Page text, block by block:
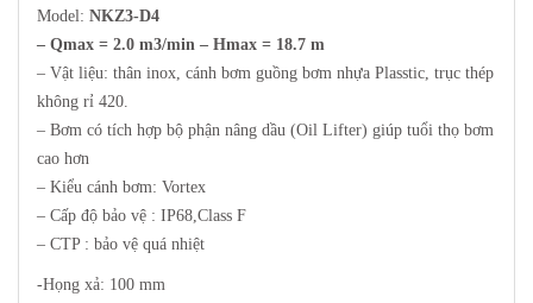
Model: NKZ3-D4
– Qmax = 2.0 m3/min – Hmax = 18.7 m
– Vật liệu: thân inox, cánh bơm guồng bơm nhựa Plasstic, trục thép
không rỉ 420.
– Bơm có tích hợp bộ phận nâng dầu (Oil Lifter) giúp tuổi thọ bơm
cao hơn
– Kiểu cánh bơm: Vortex
– Cấp độ bảo vệ : IP68,Class F
– CTP : bảo vệ quá nhiệt
-Họng xả: 100 mm